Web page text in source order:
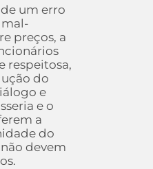
um erro
preços, a
respeitosa,
do
e
e o
a
do
devem